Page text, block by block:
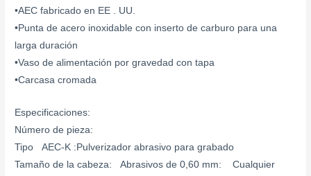
•AEC fabricado en EE . UU.
•Punta de acero inoxidable con inserto de carburo para una
larga duración
•Vaso de alimentación por gravedad con tapa
•Carcasa cromada
Especificaciones:
Número de pieza:
Tipo AEC-K :Pulverizador abrasivo para grabado
Tamaño de la cabeza: Abrasivos de 0,60 mm: Cualquier